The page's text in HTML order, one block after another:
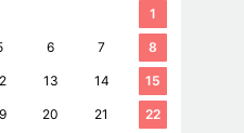
1
6 7 8
13 14 15
20 21 22